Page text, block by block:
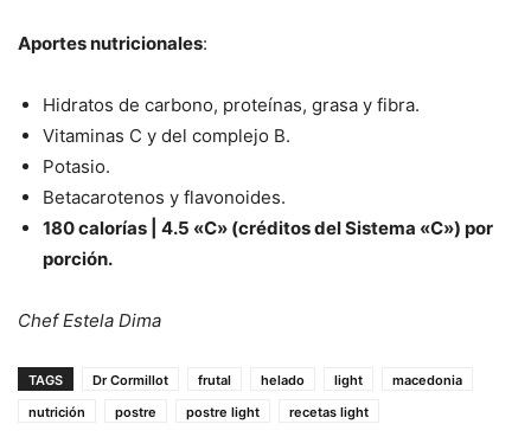
Aportes nutricionales:
Hidratos de carbono, proteínas, grasa y fibra.
Vitaminas C y del complejo B.
Potasio.
Betacarotenos y flavonoides.
180 calorías | 4.5 «C» (créditos del Sistema «C») por
porción.
Chef Estela Dima
TAGS Dr Cormillot frutal helado light
macedonia
nutrición
postre postre light recetas light